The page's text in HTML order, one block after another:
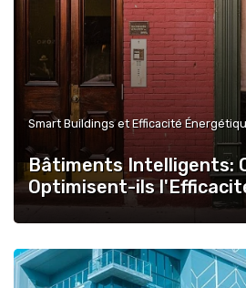
Smart Buildings et Efficacité
Bâtiments Intelligents:
Optimisent-ils